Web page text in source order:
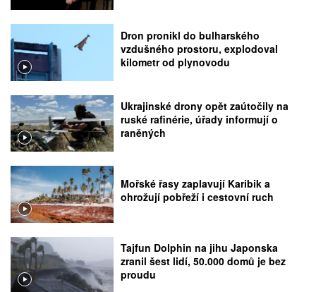
Dron pronikl do bulharského
vzdušného prostoru, explodoval
kilometr od plynovodu
Ukrajinské drony opět zaútočily na
ruské rafinérie, úřady informují o
raněných
Mořské řasy zaplavují Karibik a
ohrožují pobřeží i cestovní ruch
Tajfun Dolphin na jihu Japonska
zranil šest lidí, 50.000 domů je bez
proudu